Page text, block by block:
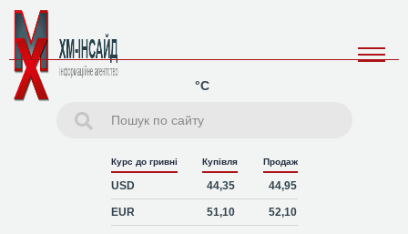
°C
Курс до гривні Купівля Продаж
USD 44,35 44,95
EUR 51,10 52,10